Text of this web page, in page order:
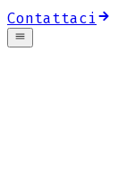
Contattaci